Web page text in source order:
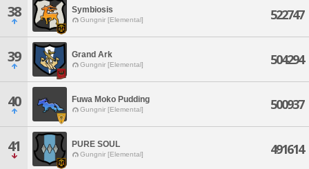
38 Symbiosis
Gungnir [Elemental] 522747
39 Grand Ark
Gungnir [Elemental] 504294
40 Fuwa Moko Pudding
Gungnir [Elemental] 500937
41 PURE SOUL
Gungnir [Elemental] 491614